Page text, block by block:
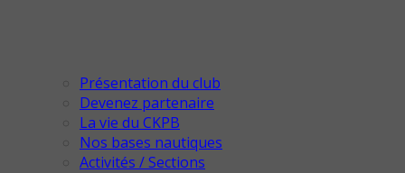
Présentation du club
Devenez partenaire
La vie du CKPB
Nos bases nautiques
Activités / Sections